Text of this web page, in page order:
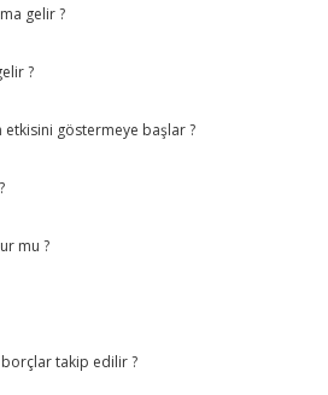
gelir ?
?
göstermeye başlar ?
mu ?
takip edilir ?